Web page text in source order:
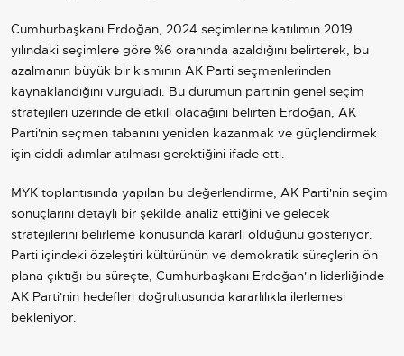
Cumhurbaşkanı Erdoğan, 2024 seçimlerine katılımın 2019
yılındaki seçimlere göre %6 oranında azaldığını belirterek, bu
azalmanın büyük bir kısmının AK Parti seçmenlerinden
kaynaklandığını vurguladı. Bu durumun partinin genel seçim
stratejileri üzerinde de etkili olacağını belirten Erdoğan, AK
Parti'nin seçmen tabanını yeniden kazanmak ve güçlendirmek
için ciddi adımlar atılması gerektiğini ifade etti.
MYK toplantısında yapılan bu değerlendirme, AK Parti'nin seçim
sonuçlarını detaylı bir şekilde analiz ettiğini ve gelecek
stratejilerini belirleme konusunda kararlı olduğunu gösteriyor.
Parti içindeki özeleştiri kültürünün ve demokratik süreçlerin ön
plana çıktığı bu süreçte, Cumhurbaşkanı Erdoğan'ın liderliğinde
AK Parti'nin hedefleri doğrultusunda kararlılıkla ilerlemesi
bekleniyor.